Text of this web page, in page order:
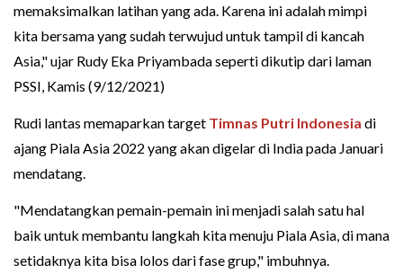
memaksimalkan latihan yang ada. Karena ini adalah mimpi
kita bersama yang sudah terwujud untuk tampil di kancah
Asia," ujar Rudy Eka Priyambada seperti dikutip dari laman
PSSI, Kamis (9/12/2021)
Rudi lantas memaparkan target Timnas Putri Indonesia di
ajang Piala Asia 2022 yang akan digelar di India pada Januari
mendatang.
"Mendatangkan pemain-pemain ini menjadi salah satu hal
baik untuk membantu langkah kita menuju Piala Asia, di mana
setidaknya kita bisa lolos dari fase grup," imbuhnya.